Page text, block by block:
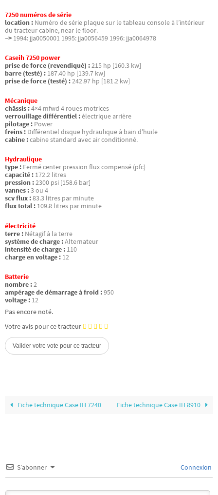
7250 numéros de série
location : Numéro de série plaque sur le tableau console à l’intérieur
du tracteur cabine, near le floor.
–> 1994: jja0050001 1995: jja0056459 1996: jja0064978
Caseih 7250 power
prise de force (revendiqué) :215 hp [160.3 kw]
barre (testé) : 187.40 hp [139.7 kw]
prise de force (testé) :242.97 hp [181.2 kw]
Mécanique
châssis :4×4 mfwd 4 roues motrices
verrouillage différentiel :électrique arrière
pilotage : Power
freins : Différentiel disque hydraulique à bain d’huile
cabine :cabine standard avec air conditionné.
Hydraulique
type : Fermé center pression flux compensé (pfc)
capacité : 172.2 litres
pression :2300 psi [158.6 bar]
vannes :3 ou 4
scv flux :83.3 litres par minute
flux total : 109.8 litres par minute
électricité
terre : Nétagif à la terre
système de charge :Alternateur
intensité de charge : 110
charge en voltage : 12
Batterie
nombre :2
ampérage de démarrage à froid :950
voltage : 12
Pas encore noté.
Votre avis pour ce tracteur
Fiche technique Case IH 7240 Fiche technique Case IH 8910
S’abonner Connexion